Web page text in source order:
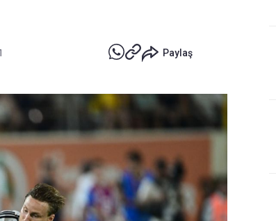
Paylaş